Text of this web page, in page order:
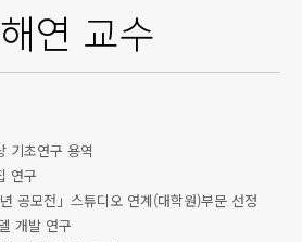
연 교수
기초연구 용역
연구
공모전」스튜디오 연계(대학원)부문 선정
개발 연구